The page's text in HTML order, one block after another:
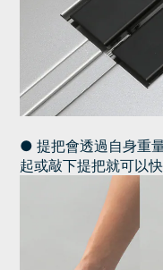
● 提把會透過自身重
起或敲下提把就可以